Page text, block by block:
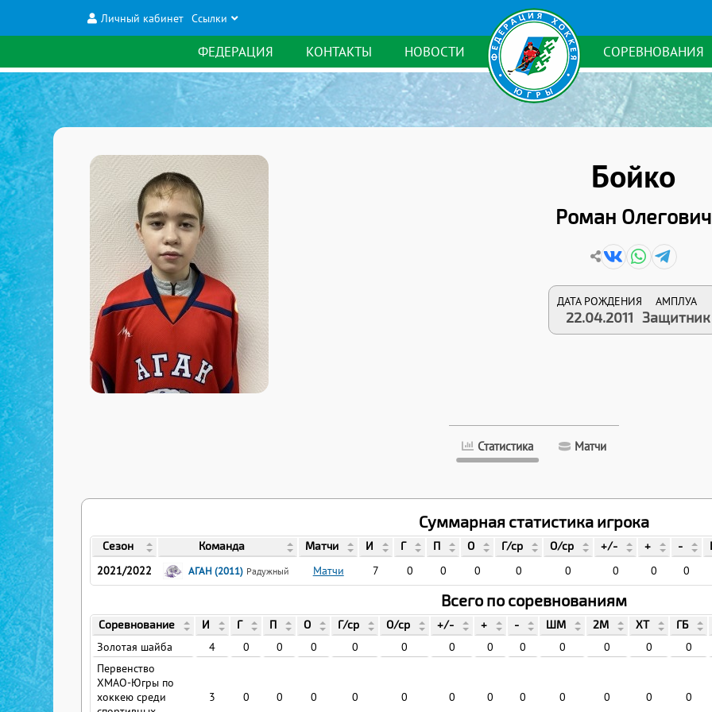
Личный кабинет Ссылки
ФЕДЕРАЦИЯ КОНТАКТЫ НОВОСТИ СОРЕВНОВАНИЯ
Бойко
Роман Олегович
ДАТА РОЖДЕНИЯ
22.04.2011
АМПЛУА
Защитник
Статистика Матчи
Суммарная статистика игрока
Сезон Команда Матчи И Г П О Г/ср О/ср +/- + -
2021/2022 АГАН (2011) Радужный Матчи 7 0 0 0 0 0 0 0 0
Всего по соревнованиям
Соревнование И Г П О Г/ср О/ср +/- + - ШМ 2М ХТ ГБ
Золотая шайба 4 0 0 0 0 0 0 0 0 0 0 0 0
Первенство
ХМАО-Югры по
хоккею среди
3 0 0 0 0 0 0 0 0 0 0 0 0